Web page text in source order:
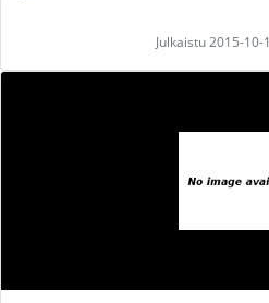
Julkaistu 2015-